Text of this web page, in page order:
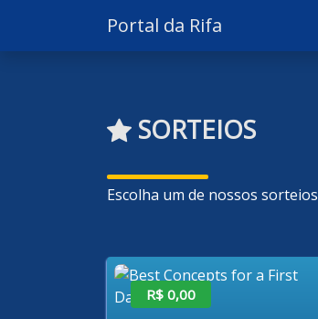
Portal da Rifa
SORTEIOS
Escolha um de nossos sorteios
R$ 0,00